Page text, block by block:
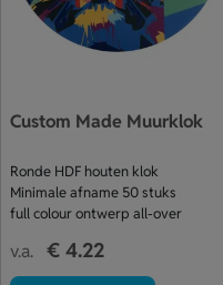
Custom Made Muurklok
Ronde HDF houten klok
Minimale afname 50 stuks
full colour ontwerp all-over
v.a. € 4.22